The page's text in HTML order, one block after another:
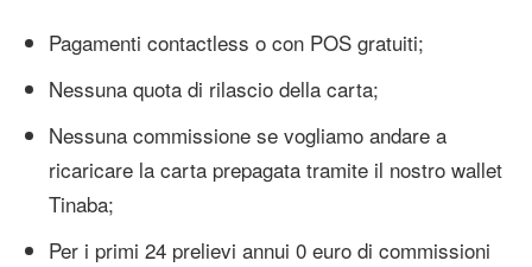
Pagamenti contactless o con POS gratuiti;
Nessuna quota di rilascio della carta;
Nessuna commissione se vogliamo andare a
ricaricare la carta prepagata tramite il nostro wallet
Tinaba;
Per i primi 24 prelievi annui 0 euro di commissioni